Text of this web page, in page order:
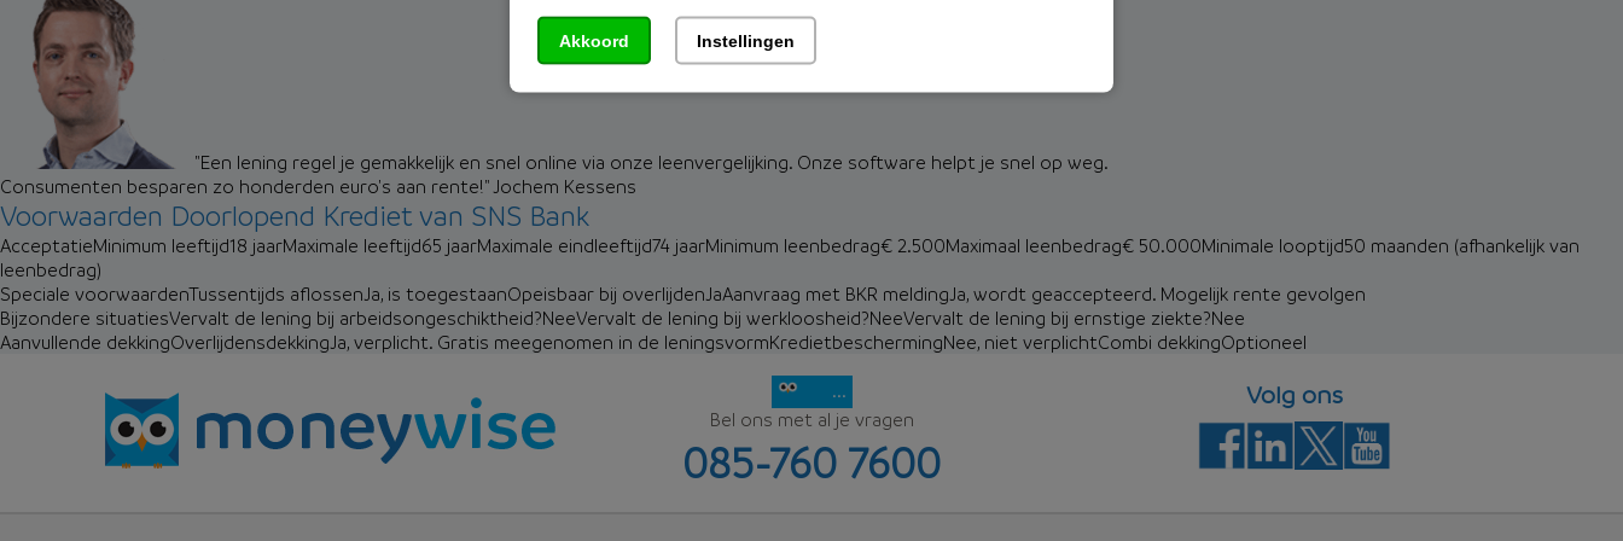
"Een lening regel je gemakkelijk en snel online via onze leenvergelijking. Onze software helpt je snel op weg.
Consumenten besparen zo honderden euro's aan rente!"Jochem Kessens
Voorwaarden Doorlopend Krediet van SNS Bank
AcceptatieMinimum leeftijd18 jaarMaximale leeftijd65 jaarMaximale eindleeftijd74 jaarMinimum leenbedrag€ 2.500Maximaal leenbedrag€ 50.000Minimale looptijd50 maanden (afhankelijk van
leenbedrag)
Speciale voorwaardenTussentijds aflossenJa, is toegestaanOpeisbaar bij overlijdenJaAanvraag met BKR meldingJa, wordt geaccepteerd. Mogelijk rente gevolgen
Bijzondere situatiesVervalt de lening bij arbeidsongeschiktheid?NeeVervalt de lening bij werkloosheid?NeeVervalt de lening bij ernstige ziekte?Nee
Aanvullende dekkingOverlijdensdekkingJa, verplicht. Gratis meegenomen in de leningsvormKredietbeschermingNee, niet verplichtCombi dekkingOptioneel
...
Bel ons met al je vragen
085-760 7600
Volg ons
Akkoord Instellingen